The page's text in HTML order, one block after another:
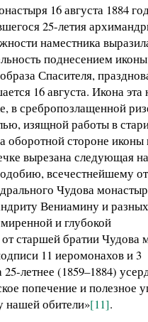
16 августа 1884
25-летия
наместника
поднесением иконы
Спасителя,
16 августа. Икона эта
в сребропозлащенной
изящной работы в
оборотной стороне иконы
вырезана следующая
всечестнейшему
Чудова
Вениамину и
и глубокой
от старшей братии Чудова
11 иеромонахов и 3
летнее (1859–1884)
попечение и полезное
нашей обители»[11].